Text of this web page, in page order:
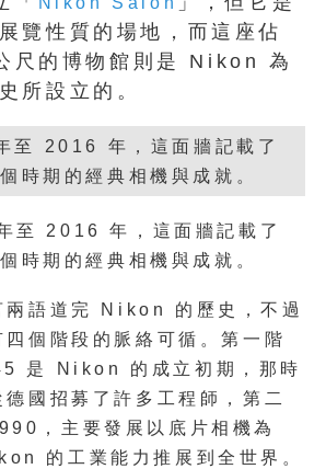
覽性質的場地，而這座佔
尺的博物館則是 Nikon 為
所設立的。
至 2016 年，這面牆記載了
時期的經典相機與成就。
兩語道完 Nikon 的歷史，不過
個階段的脈絡可循。第一階
是 Nikon 的成立初期，那時
國招募了許多工程師，第二
，主要發展以底片相機為
的工業能力推展到全世界。